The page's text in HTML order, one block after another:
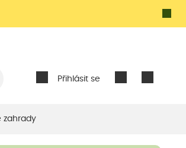
Přihlásit se
zahrady